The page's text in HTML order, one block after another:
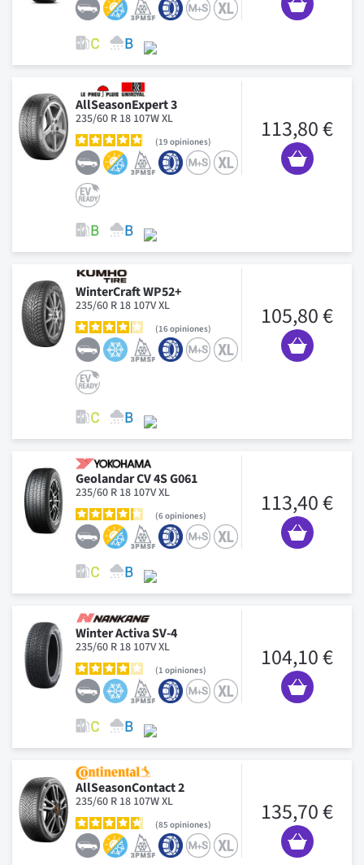
AllSeasonExpert 3
235/60 R 18 107W XL
19 opiniones 113,80 €
WinterCraft WP52+
235/60 R 18 107V XL
16opiniones 105,80 €
Geolandar CV 4S G061
235/60 R 18 107V XL
6opiniones 113,40 €
Winter Activa SV-4
235/60 R 18 107V XL
1 opiniones 104,10 €
AllSeasonContact 2
235/60 R 18 107W XL
85 opiniones 135,70 €